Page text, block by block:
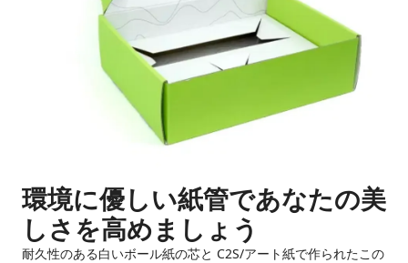
環境に優しい紙管であなたの美
しさを高めましょう
耐久性のある白いボール紙の芯と C2S/アート紙で作られたこの